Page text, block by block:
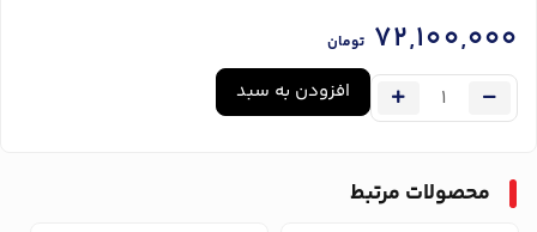
72,100,000 تومان
افزودن به سبد
محصولات مرتبط